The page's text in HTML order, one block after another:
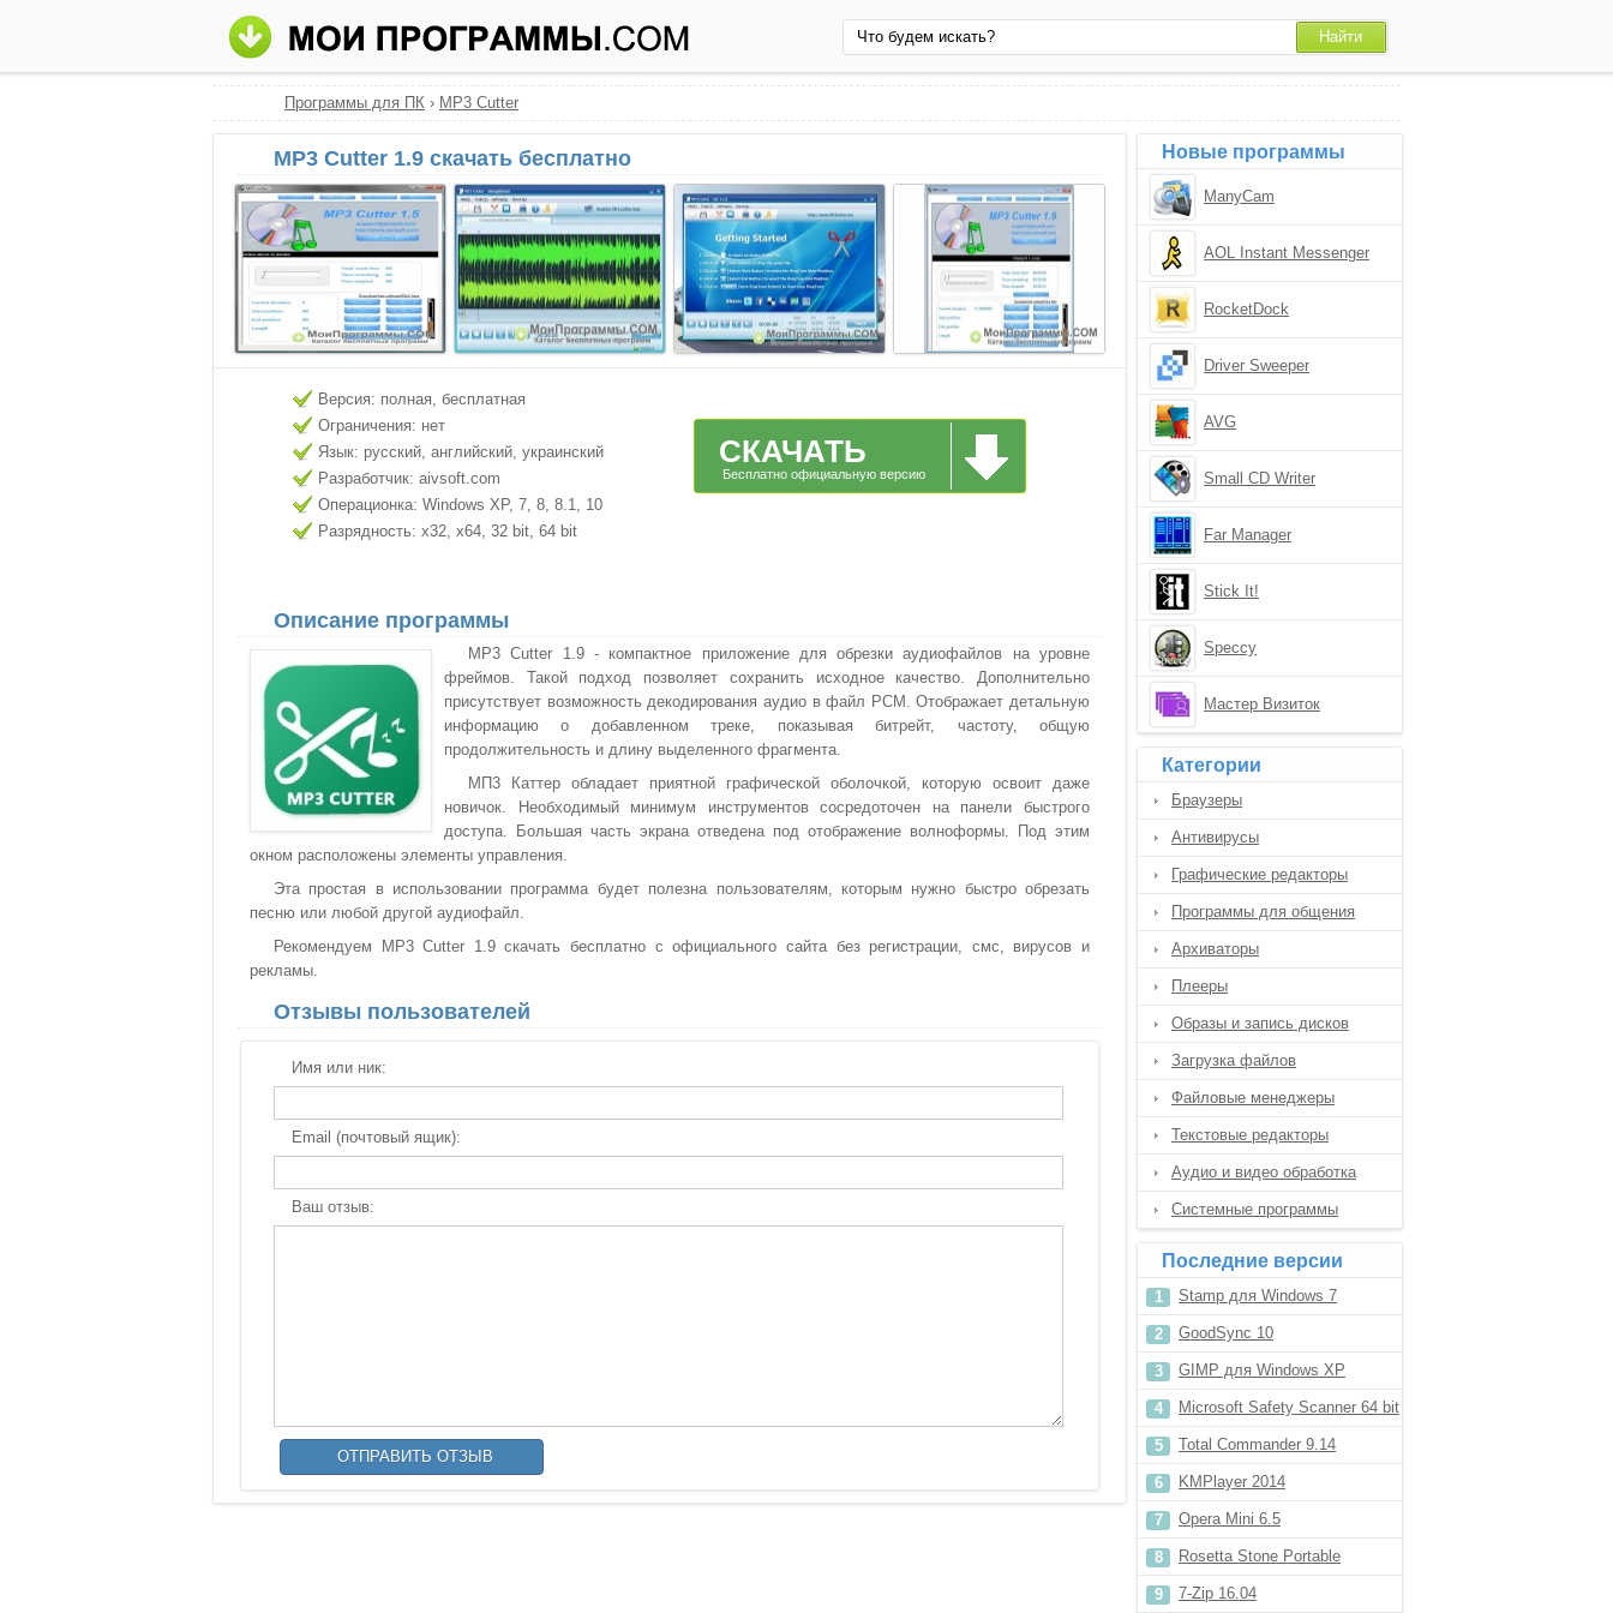
Программы для ПК › MP3 Cutter
MP3 Cutter 1.9 скачать бесплатно
Версия: полная, бесплатная
Ограничения: нет
Язык: русский, английский, украинский
Разработчик: aivsoft.com
Операционка: Windows XP, 7, 8, 8.1, 10
Разрядность: x32, x64, 32 bit, 64 bit
СКАЧАТЬ
Бесплатно официальную версию
Описание программы
MP3 Cutter 1.9 - компактное приложение для обрезки аудиофайлов на уровне
фреймов. Такой подход позволяет сохранить исходное качество. Дополнительно
присутствует возможность декодирования аудио в файл PCM. Отображает детальную
информацию о добавленном треке, показывая битрейт, частоту, общую
продолжительность и длину выделенного фрагмента.
МП3 Каттер обладает приятной графической оболочкой, которую освоит даже
новичок. Необходимый минимум инструментов сосредоточен на панели быстрого
доступа. Большая часть экрана отведена под отображение волноформы. Под этим
окном расположены элементы управления.
Эта простая в использовании программа будет полезна пользователям, которым нужно быстро обрезать
песню или любой другой аудиофайл.
Рекомендуем MP3 Cutter 1.9 скачать бесплатно с официального сайта без регистрации, смс, вирусов и
рекламы.
Отзывы пользователей
Имя или ник:
Email (почтовый ящик):
Ваш отзыв:
Новые программы
ManyCam
AOL Instant Messenger
RocketDock
Driver Sweeper
AVG
Small CD Writer
Far Manager
Stick It!
Speccy
Мастер Визиток
Категории
Браузеры
Антивирусы
Графические редакторы
Программы для общения
Архиваторы
Плееры
Образы и запись дисков
Загрузка файлов
Файловые менеджеры
Текстовые редакторы
Аудио и видео обработка
Системные программы
Последние версии
Stamp для Windows 7
GoodSync 10
GIMP для Windows XP
Microsoft Safety Scanner 64 bit
Total Commander 9.14
KMPlayer 2014
Opera Mini 6.5
Rosetta Stone Portable
7-Zip 16.04